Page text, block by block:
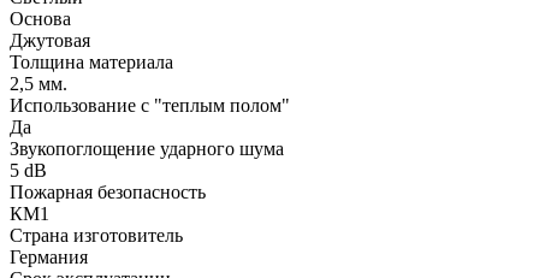
Основа
Джутовая
Толщина материала
2,5 мм.
Использование с "теплым полом"
Да
Звукопоглощение ударного шума
5 dB
Пожарная безопасность
КМ1
Страна изготовитель
Германия